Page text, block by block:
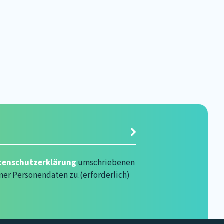
umschriebenen
Personendaten zu.(erforderlich)